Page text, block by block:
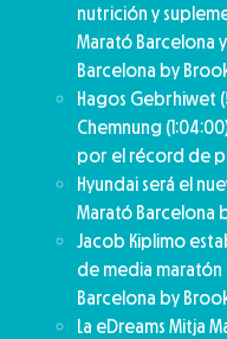
nutrición y
Marató Barcelona
Barcelona by
Hagos Gebrhiwet
Chemnung
por el récord de
Hyundai será el
Marató Barcelona
Jacob Kiplimo
de media maratón
Barcelona by
La eDreams Mitja